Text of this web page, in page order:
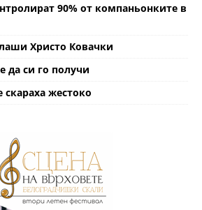
90% от компаньонките в
Христо Ковачки
да си го получи
жестоко